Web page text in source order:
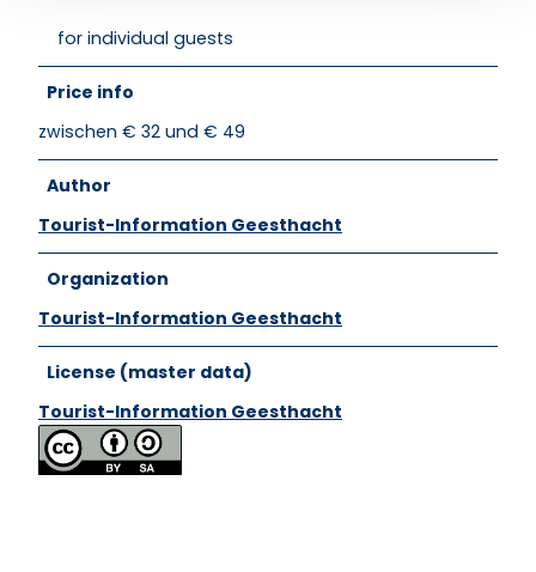
for individual guests
Price info
zwischen € 32 und € 49
Author
Tourist-Information Geesthacht
Organization
Tourist-Information Geesthacht
License (master data)
Tourist-Information Geesthacht